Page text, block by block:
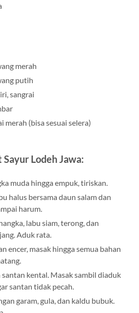
merah
putih
sangrai
merah (bisa sesuai selera)
Lodeh Jawa:
muda hingga empuk, tiriskan.
halus bersama daun salam dan
harum.
labu siam, terong, dan
Aduk rata.
encer, masak hingga semua bahan
santan kental. Masak sambil diaduk
santan tidak pecah.
garam, gula, dan kaldu bubuk.